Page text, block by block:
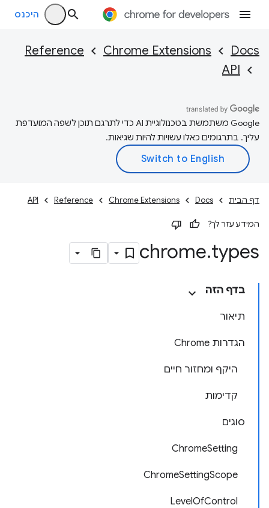
היכנס
Docs
Chrome Extensions
Reference
API
‫Google משתמשת בטכנולוגיית AI כדי לתרגם תוכן לשפה המועדפת
עליך. בתרגומים כאלו עשויות להיות שגיאות.
דף הבית Docs
Chrome Extensions
Reference
API
המידע עזר לך?
chrome.types
בדף הזה
תיאור
הגדרות Chrome
היקף ומחזור חיים
קדימות
סוגים
ChromeSetting
ChromeSettingScope
LevelOfControl